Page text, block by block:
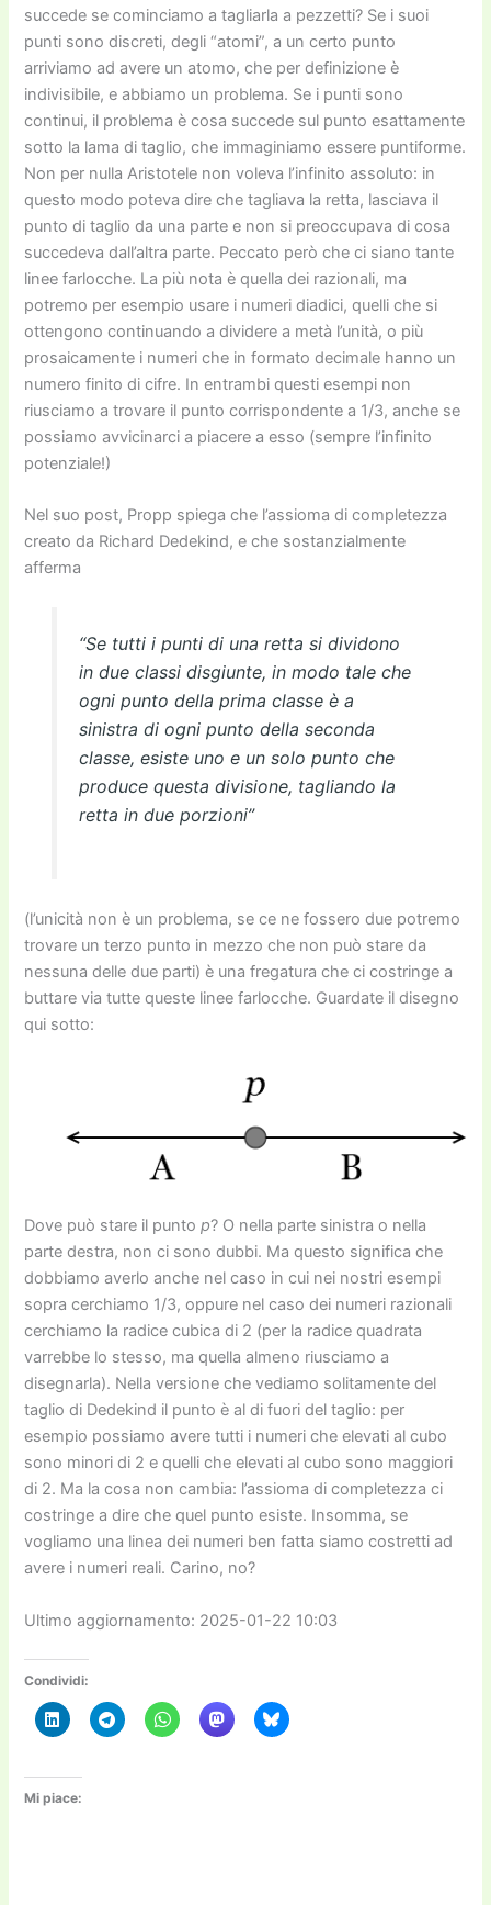
succede se cominciamo a tagliarla a pezzetti? Se i suoi
punti sono discreti, degli “atomi”, a un certo punto
arriviamo ad avere un atomo, che per definizione è
indivisibile, e abbiamo un problema. Se i punti sono
continui, il problema è cosa succede sul punto esattamente
sotto la lama di taglio, che immaginiamo essere puntiforme.
Non per nulla Aristotele non voleva l’infinito assoluto: in
questo modo poteva dire che tagliava la retta, lasciava il
punto di taglio da una parte e non si preoccupava di cosa
succedeva dall’altra parte. Peccato però che ci siano tante
linee farlocche. La più nota è quella dei razionali, ma
potremo per esempio usare i numeri diadici, quelli che si
ottengono continuando a dividere a metà l’unità, o più
prosaicamente i numeri che in formato decimale hanno un
numero finito di cifre. In entrambi questi esempi non
riusciamo a trovare il punto corrispondente a 1/3, anche se
possiamo avvicinarci a piacere a esso (sempre l’infinito
potenziale!)
Nel suo post, Propp spiega che l’assioma di completezza
creato da Richard Dedekind, e che sostanzialmente
afferma
“Se tutti i punti di una retta si dividono
in due classi disgiunte, in modo tale che
ogni punto della prima classe è a
sinistra di ogni punto della seconda
classe, esiste uno e un solo punto che
produce questa divisione, tagliando la
retta in due porzioni”
(l’unicità non è un problema, se ce ne fossero due potremo
trovare un terzo punto in mezzo che non può stare da
nessuna delle due parti) è una fregatura che ci costringe a
buttare via tutte queste linee farlocche. Guardate il disegno
qui sotto:
Dove può stare il puntop? O nella parte sinistra o nella
parte destra, non ci sono dubbi. Ma questo significa che
dobbiamo averlo anche nel caso in cui nei nostri esempi
sopra cerchiamo 1/3, oppure nel caso dei numeri razionali
cerchiamo la radice cubica di 2 (per la radice quadrata
varrebbe lo stesso, ma quella almeno riusciamo a
disegnarla). Nella versione che vediamo solitamente del
taglio di Dedekind il punto è al di fuori del taglio: per
esempio possiamo avere tutti i numeri che elevati al cubo
sono minori di 2 e quelli che elevati al cubo sono maggiori
di 2. Ma la cosa non cambia: l’assioma di completezza ci
costringe a dire che quel punto esiste. Insomma, se
vogliamo una linea dei numeri ben fatta siamo costretti ad
avere i numeri reali. Carino, no?
Ultimo aggiornamento: 2025-01-22 10:03
Condividi:
Mi piace: